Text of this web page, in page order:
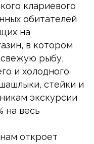
клариевого
обитателей
на
в котором
рыбу,
и холодного
стейки и
экскурсии
на весь
откроет